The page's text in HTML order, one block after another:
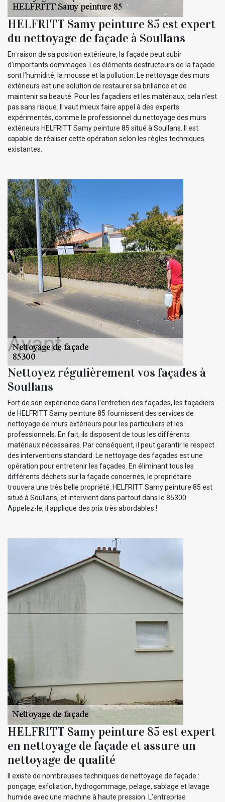
HELFRITT Samy peinture 85 est expert
du nettoyage de façade à Soullans
En raison de sa position extérieure, la façade peut subir
d’importants dommages. Les éléments destructeurs de la façade
sont l’humidité, la mousse et la pollution. Le nettoyage des murs
extérieurs est une solution de restaurer sa brillance et de
maintenir sa beauté. Pour les façadiers et les matériaux, cela n'est
pas sans risque. Il vaut mieux faire appel à des experts
expérimentés, comme le professionnel du nettoyage des murs
extérieurs HELFRITT Samy peinture 85 situé à Soullans. Il est
capable de réaliser cette opération selon les règles techniques
existantes.
Nettoyez régulièrement vos façades à
Soullans
Fort de son expérience dans l'entretien des façades, les façadiers
de HELFRITT Samy peinture 85 fournissent des services de
nettoyage de murs extérieurs pour les particuliers et les
professionnels. En fait, ils disposent de tous les différents
matériaux nécessaires. Par conséquent, il peut garantir le respect
des interventions standard. Le nettoyage des façades est une
opération pour entretenir les façades. En éliminant tous les
différents déchets sur la façade concernés, le propriétaire
trouvera une très belle propriété. HELFRITT Samy peinture 85 est
situé à Soullans, et intervient dans partout dans le 85300.
Appelez-le, il applique des prix très abordables !
HELFRITT Samy peinture 85 est expert
en nettoyage de façade et assure un
nettoyage de qualité
Il existe de nombreuses techniques de nettoyage de façade :
ponçage, exfoliation, hydrogommage, pelage, sablage et lavage
humide avec une machine à haute pression. L’entreprise